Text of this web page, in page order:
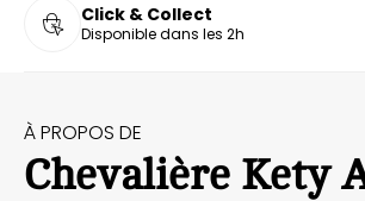
Click & Collect
Disponible dans les 2h
À PROPOS DE
Chevalière Kety